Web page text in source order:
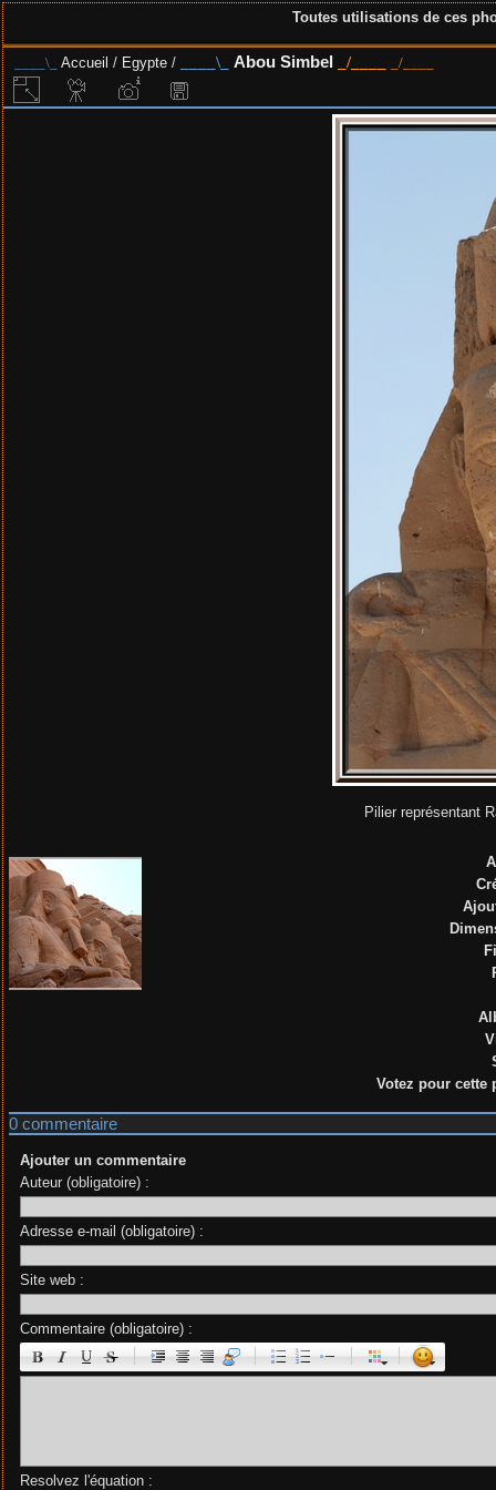
Toutes utilisations de ces
Accueil / Egypte / Abou Simbel
Pilier représentant
Votez pour cette
0 commentaire
Ajouter un commentaire
Auteur (obligatoire) :
Adresse e-mail (obligatoire) :
Site web :
Commentaire (obligatoire) :
Resolvez l'équation :